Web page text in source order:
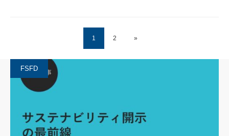
1 2 »
FSFD